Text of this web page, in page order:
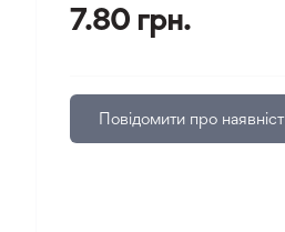
7.80 грн.
Повідомити про